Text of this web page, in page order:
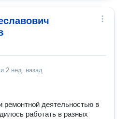
2 нед. назад
ремонтной деятельностью в
работать в разных